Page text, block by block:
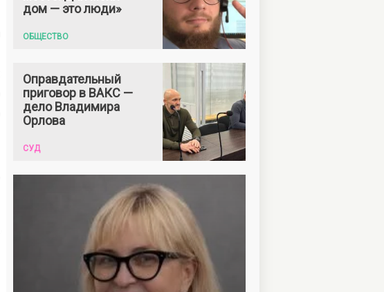
дом — это люди»
ОБЩЕСТВО
Оправдательный
приговор в ВАКС —
дело Владимира
Орлова
СУД